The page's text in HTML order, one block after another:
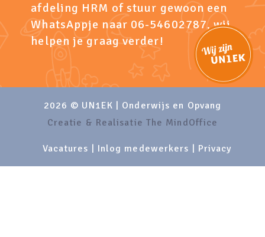
afdeling HRM of stuur gewoon een
WhatsAppje naar 06-54602787, wij
helpen je graag verder!
2026 © UN1EK | Onderwijs en Opvang
Creatie & Realisatie The MindOffice
Vacatures Inlog medewerkers Privacy